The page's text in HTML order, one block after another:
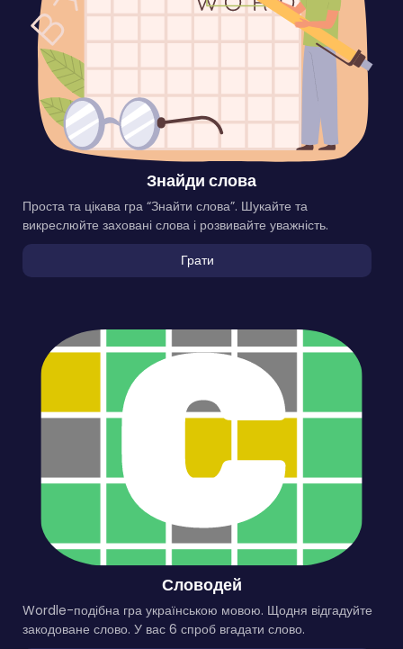
Знайди слова
Проста та цікава гра “Знайти слова”. Шукайте та
викреслюйте заховані слова і розвивайте уважність.
Грати
Словодей
Wordle-подібна гра українською мовою. Щодня відгадуйте
закодоване слово. У вас 6 спроб вгадати слово.